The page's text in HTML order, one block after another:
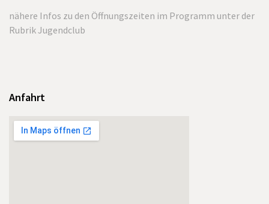
nähere Infos zu den Öffnungszeiten im Programm unter der
Rubrik Jugendclub
Anfahrt